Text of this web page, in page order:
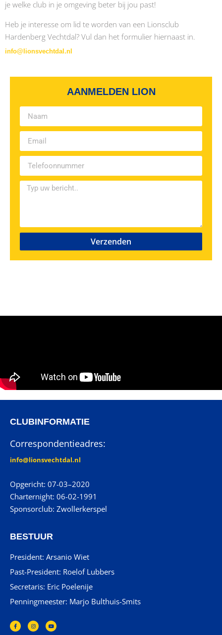
je welke club in je omgeving beter bij jou past!
Heb je interesse om lid te worden van een Lionsclub
Hardenberg Vechtdal? Vul dan het formulier hiernaast in.
info@lionsvechtdal.nl
AANMELDEN LION
Verzenden
CLUBINFORMATIE
Correspondentieadres:
info@lionsvechtdal.nl
Opgericht: 07-03–2020
Charternight: 06-02-1991
Sponsorclub: Zwollerkerspel
BESTUUR
President: Arsanio Wiet
Past-President: Roelof Lubbers
Secretaris: Eric Poelenije
Penningmeester: Marjo Bulthuis-Smits